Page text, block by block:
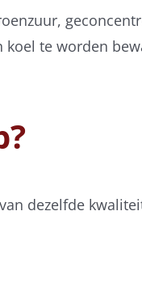
te worden
dezelfde